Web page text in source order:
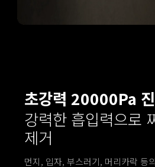
초강력 20000Pa
강력한 흡입력으로
제거
먼지, 입자, 부스러기, 머리카락 등